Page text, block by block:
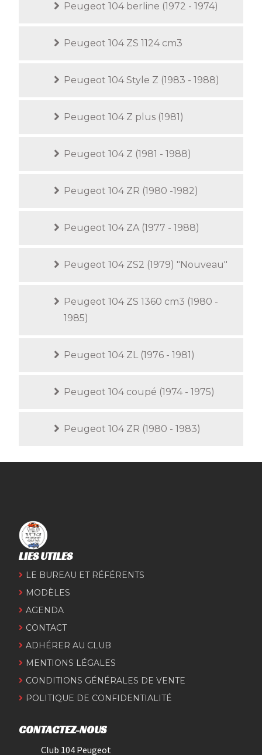
Peugeot 104 berline (1972 - 1974)
Peugeot 104 ZS 1124 cm3
Peugeot 104 Style Z (1983 - 1988)
Peugeot 104 Z plus (1981)
Peugeot 104 Z (1981 - 1988)
Peugeot 104 ZR (1980 -1982)
Peugeot 104 ZA (1977 - 1988)
Peugeot 104 ZS2 (1979) "Nouveau"
Peugeot 104 ZS 1360 cm3 (1980 -
1985)
Peugeot 104 ZL (1976 - 1981)
Peugeot 104 coupé (1974 - 1975)
Peugeot 104 ZR (1980 - 1983)
LIES UTILES
LE BUREAU ET RÉFÉRENTS
MODÈLES
AGENDA
CONTACT
ADHÉRER AU CLUB
MENTIONS LÉGALES
CONDITIONS GÉNÉRALES DE VENTE
POLITIQUE DE CONFIDENTIALITÉ
CONTACTEZ-NOUS
Club 104 Peugeot